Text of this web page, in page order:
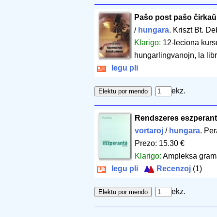
Paŝo post paŝo
/ hungara. Kriszt Bt.
Klarigo: 12-leciona
hungarlingvanojn, la
legu pli
ekz.
Rendszeres
vortaroj/ hungara.
Prezo: 15.30 €
Klarigo: Ampleksa
legu pli
Recenzoj (1)
ekz.